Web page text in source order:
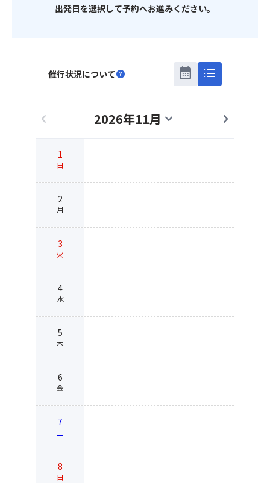
出発日を選択して予約へお進みください。
催行状況についてhelp calendar_month list
chevron_left 2026年11月 expand_more chevron_right
1
日
2
月
3
火
4
水
5
木
6
金
7
土
8
日